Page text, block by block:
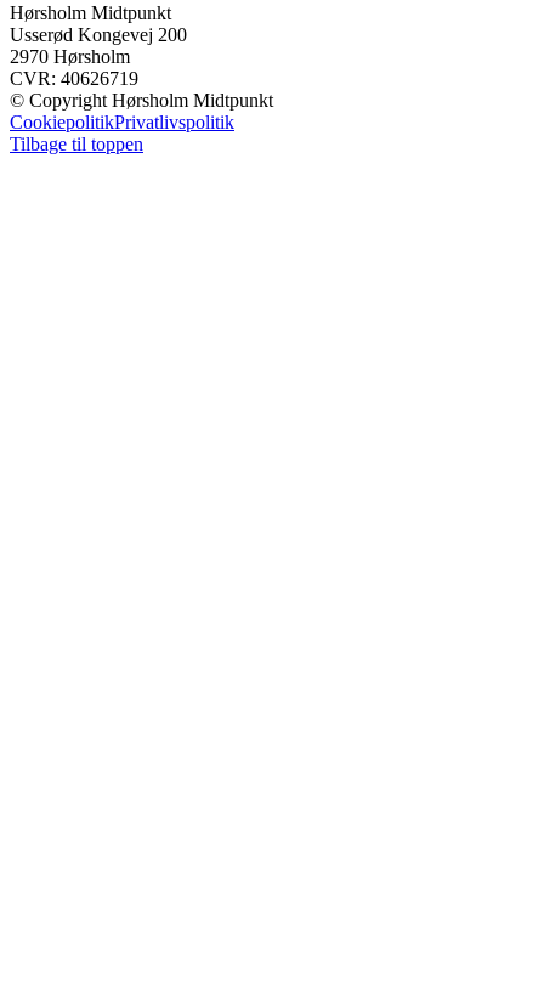
Hørsholm Midtpunkt
Usserød Kongevej 200
2970 Hørsholm
CVR: 40626719
© Copyright Hørsholm Midtpunkt
CookiepolitikPrivatlivspolitik
Tilbage til toppen